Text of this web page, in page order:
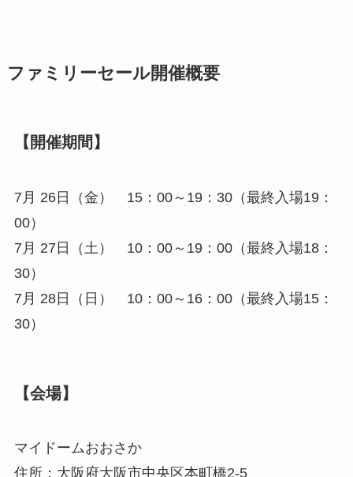
ファミリーセール開催概要
【開催期間】
7月 26日（金） 15：00～19：30（最終入場19：
00）
7月 27日（土） 10：00～19：00（最終入場18：
30）
7月 28日（日） 10：00～16：00（最終入場15：
30）
【会場】
マイドームおおさか
住所：大阪府大阪市中央区本町橋2-5